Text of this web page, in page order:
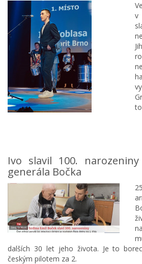
v
Ivo slavil 100.
generála Bočka
dalších 30 let jeho života. Je to
českým pilotem za 2.